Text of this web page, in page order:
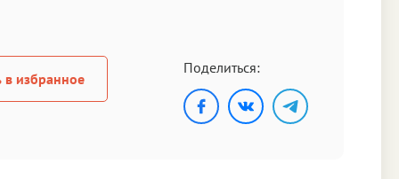
в избранное
Поделиться: